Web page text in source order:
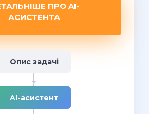
ПРО AI-
АСИСТЕНТА
Опис задачі
AI-асистент